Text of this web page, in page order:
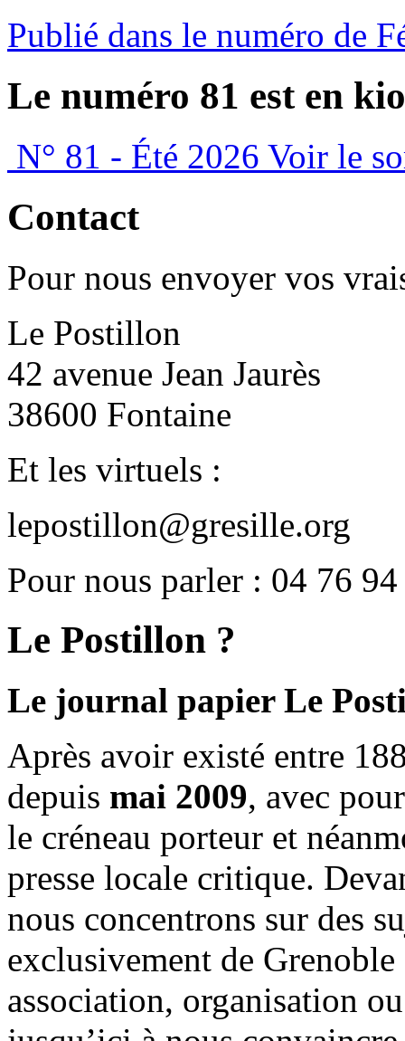
Publié dans le numéro de
Le numéro 81 est en
N° 81 - Été 2026 Voir le
Contact
Pour nous envoyer vos
Le Postillon
42 avenue Jean Jaurès
38600 Fontaine
Et les virtuels :
lepostillon@gresille.org
Pour nous parler : 04 76
Le Postillon ?
Le journal papier Le
Après avoir existé entre
depuis mai 2009, avec
le créneau porteur et
presse locale critique.
nous concentrons sur des
exclusivement de
association, organisation